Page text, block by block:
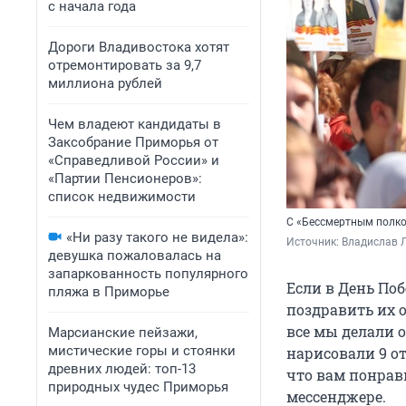
с начала года
Дороги Владивостока хотят
отремонтировать за 9,7
миллиона рублей
Чем владеют кандидаты в
Заксобрание Приморья от
«Справедливой России» и
«Партии Пенсионеров»:
список недвижимости
«Ни разу такого не видела»:
девушка пожаловалась на
запаркованность популярного
пляжа в Приморье
Марсианские пейзажи,
мистические горы и стоянки
древних людей: топ-13
природных чудес Приморья
С «Бессмертным
Источник: Владислав
Если в День
поздравить их
все мы делали
нарисовали 9
что вам
мессенджере.